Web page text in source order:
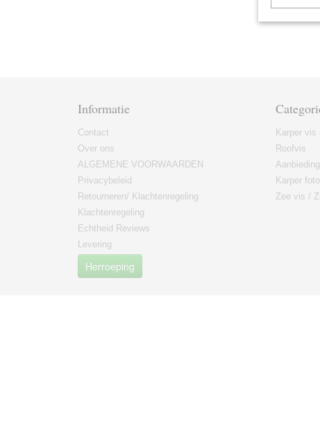
Informatie
Contact
Over ons
ALGEMENE VOORWAARDEN
Privacybeleid
Retourneren/ Klachtenregeling
Klachtenregeling
Echtheid Reviews
Levering
Herroeping
Karper vis
Roofvis
Karper
Zee vis /